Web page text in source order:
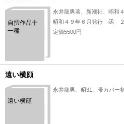
自撰作品十
一種
永井龍男著、新潮社、昭和
昭和４９年６月発行 函
定価5500円
遠い横顔
遠い横顔
永井龍男、昭31、帯カバー